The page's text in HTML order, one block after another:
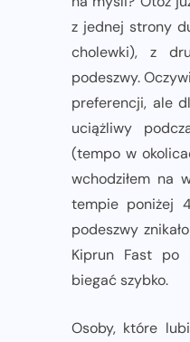
z jednej strony
cholewki), z
podeszwy.
preferencji, ale
uciążliwy
(tempo w
wchodziłem na
tempie poniżej
podeszwy
Kiprun Fast po
biegać szybko.
Osoby, które